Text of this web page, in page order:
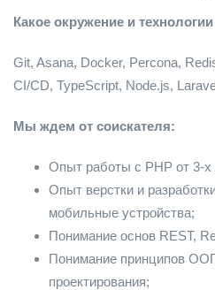
Какое окружение и
Git, Asana, Docker, Percona,
CI/CD, TypeScript, Node.js,
Мы ждем от соискателя:
Опыт работы с PHP от 3-х
Опыт верстки и
мобильные устройства;
Понимание основ REST,
Понимание принципов
проектирования;